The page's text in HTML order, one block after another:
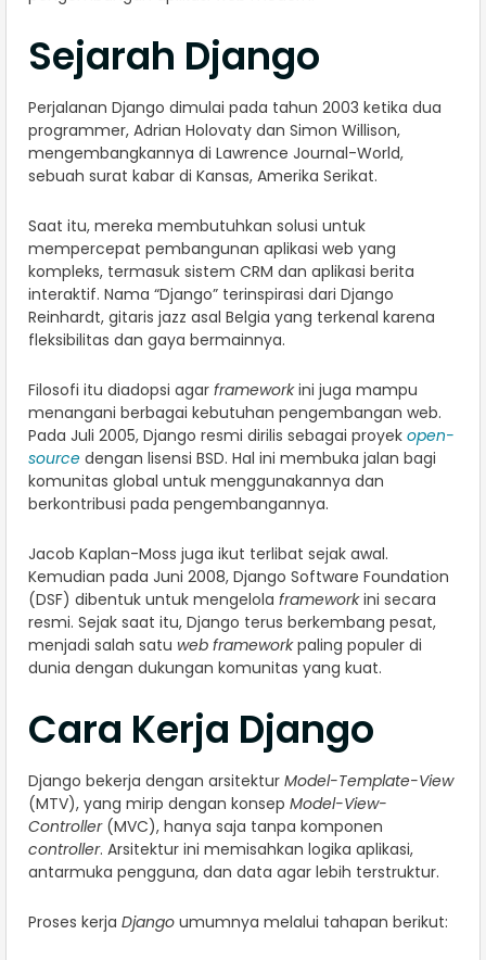
Sejarah Django
Perjalanan Django dimulai pada tahun 2003 ketika dua
programmer, Adrian Holovaty dan Simon Willison,
mengembangkannya di Lawrence Journal-World,
sebuah surat kabar di Kansas, Amerika Serikat.
Saat itu, mereka membutuhkan solusi untuk
mempercepat pembangunan aplikasi web yang
kompleks, termasuk sistem CRM dan aplikasi berita
interaktif. Nama “Django” terinspirasi dari Django
Reinhardt, gitaris jazz asal Belgia yang terkenal karena
fleksibilitas dan gaya bermainnya.
Filosofi itu diadopsi agar frameworkini juga mampu
menangani berbagai kebutuhan pengembangan web.
Pada Juli 2005, Django resmi dirilis sebagai proyek open-
source dengan lisensi BSD. Hal ini membuka jalan bagi
komunitas global untuk menggunakannya dan
berkontribusi pada pengembangannya.
Jacob Kaplan-Moss juga ikut terlibat sejak awal.
Kemudian pada Juni 2008, Django Software Foundation
(DSF) dibentuk untuk mengelola frameworkini secara
resmi. Sejak saat itu, Django terus berkembang pesat,
menjadi salah satu web frameworkpaling populer di
dunia dengan dukungan komunitas yang kuat.
Cara Kerja Django
Django bekerja dengan arsitektur Model-Template-View
(MTV), yang mirip dengan konsep Model-View-
Controller(MVC), hanya saja tanpa komponen
controller. Arsitektur ini memisahkan logika aplikasi,
antarmuka pengguna, dan data agar lebih terstruktur.
Proses kerja Django umumnya melalui tahapan berikut: